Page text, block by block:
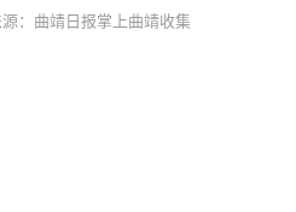
：曲靖日报掌上曲靖收集